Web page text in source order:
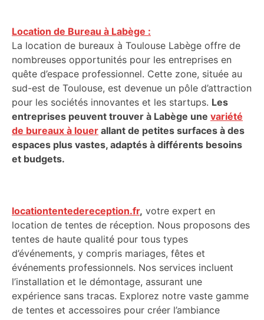
Location de Bureau à Labège :
La location de bureaux à Toulouse Labège offre de
nombreuses opportunités pour les entreprises en
quête d’espace professionnel. Cette zone, située au
sud-est de Toulouse, est devenue un pôle d’attraction
pour les sociétés innovantes et les startups. Les
entreprises peuvent trouver à Labège une variété
de bureaux à louer allant de petites surfaces à des
espaces plus vastes, adaptés à différents besoins
et budgets.
locationtentedereception.fr, votre expert en
location de tentes de réception. Nous proposons des
tentes de haute qualité pour tous types
d’événements, y compris mariages, fêtes et
événements professionnels. Nos services incluent
l’installation et le démontage, assurant une
expérience sans tracas. Explorez notre vaste gamme
de tentes et accessoires pour créer l’ambiance